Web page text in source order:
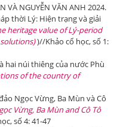
VÀ NGUYỄN VĂN ANH 2024.
thời Lý: Hiện trạng và giải
heritage value of Lý-period
)//Khảo cổ học, số 1:
hai núi thiêng của nước Phù
of the countryof
Ngọc Vừng, Ba Mùn và Cô
Vừng, Ba MùnandCô Tô
số 4: 41-47